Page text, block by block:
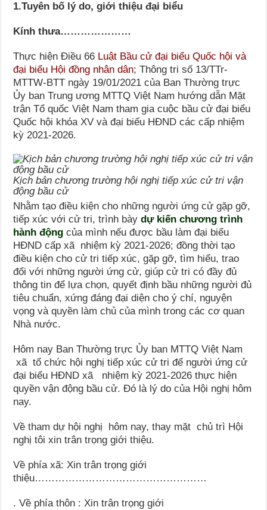
1.Tuyên bố lý do, giới thiệu đại biểu
Kính thưa…………………
Thực hiện Điều 66 Luật Bầu cử đại biểu Quốc hội và
đại biểu Hội đồng nhân dân; Thông tri số 13/TTr-
MTTW-BTT ngày 19/01/2021 của Ban Thường trực
Ủy ban Trung ương MTTQ Việt Nam hướng dẫn Mặt
trận Tổ quốc Việt Nam tham gia cuộc bầu cử đại biểu
Quốc hội khóa XV và đại biểu HĐND các cấp nhiệm
kỳ 2021-2026.
Kịch bản chương trường hội nghị tiếp xúc cử tri vận
động bầu cử
Nhằm tạo điều kiện cho những người ứng cử gặp gỡ,
tiếp xúc với cử tri, trình bàydự kiến chương trình
hành động của mình nếu được bầu làm đại biểu
HĐND cấp xã nhiệm kỳ 2021-2026; đồng thời tạo
điều kiện cho cử tri tiếp xúc, gặp gỡ, tìm hiểu, trao
đổi với những người ứng cử, giúp cử tri có đầy đủ
thông tin để lựa chọn, quyết định bầu những người đủ
tiêu chuẩn, xứng đáng đại diện cho ý chí, nguyện
vọng và quyền làm chủ của mình trong các cơ quan
Nhà nước.
Hôm nay Ban Thường trực Ủy ban MTTQ Việt Nam
xã tổ chức hội nghị tiếp xúc cử tri để người ứng cử
đại biểu HĐND xã nhiệm kỳ 2021-2026 thực hiện
quyền vận động bầu cử. Đó là lý do của Hội nghị hôm
nay.
Về tham dự hội nghị hôm nay, thay mặt chủ trì Hội
nghị tôi xin trân trọng giới thiệu.
Về phía xã: Xin trân trọng giới
thiệu……………………………………………
. Về phía thôn : Xin trân trọng giới